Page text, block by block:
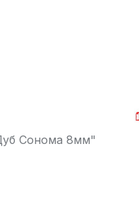
Сонома 8мм"